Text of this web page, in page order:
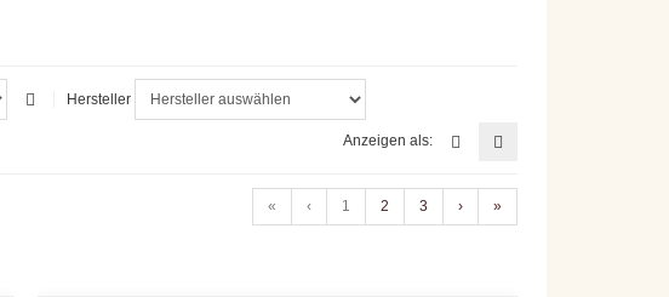
Hersteller
Anzeigen als:
« ‹ 1 2 3 › »